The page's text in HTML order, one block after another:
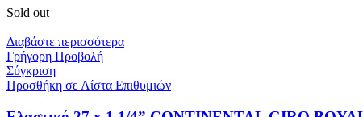
Sold out
Διαβάστε περισσότερα
Γρήγορη Προβολή
Σύγκριση
Προσθήκη σε Λίστα Επιθυμιών